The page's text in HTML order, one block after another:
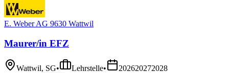
E. Weber AG 9630 Wattwil
Maurer/in EFZ
Wattwil, SG• Lehrstelle• 202620272028